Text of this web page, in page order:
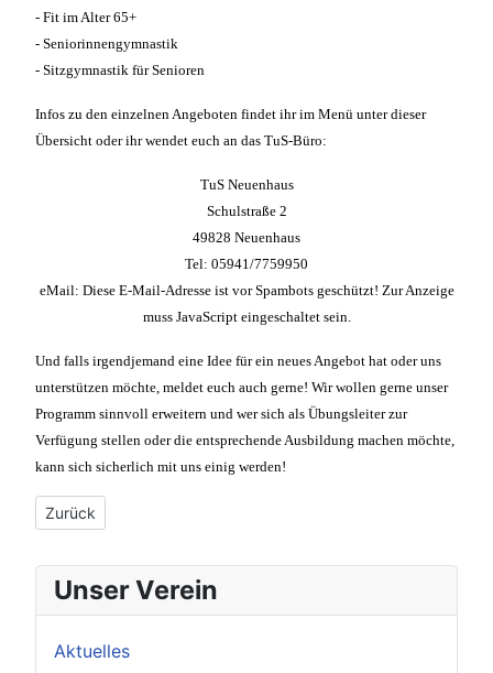
Unser Verein
Aktuelles
- Fit im Alter 65+
- Seniorinnengymnastik
- Sitzgymnastik für Senioren
Infos zu den einzelnen Angeboten findet ihr im Menü unter dieser
Übersicht oder ihr wendet euch an das TuS-Büro:
TuS Neuenhaus
Schulstraße 2
49828 Neuenhaus
Tel: 05941/7759950
eMail: Diese E-Mail-Adresse ist vor Spambots geschützt! Zur Anzeige
muss JavaScript eingeschaltet sein.
Und falls irgendjemand eine Idee für ein neues Angebot hat oder uns
unterstützen möchte, meldet euch auch gerne! Wir wollen gerne unser
Programm sinnvoll erweitern und wer sich als Übungsleiter zur
Verfügung stellen oder die entsprechende Ausbildung machen möchte,
kann sich sicherlich mit uns einig werden!
Vorheriger Beitrag: Sitzgymnastik für Senioren
Zurück